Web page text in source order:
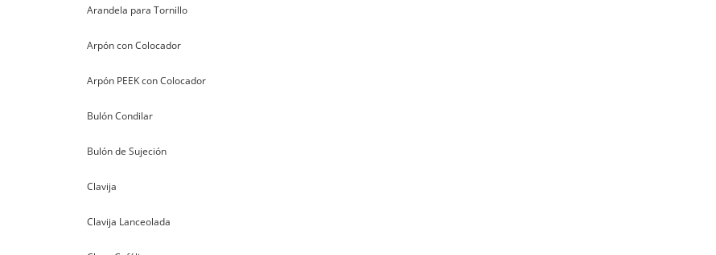
Arandela para Tornillo
Arpón con Colocador
Arpón PEEK con Colocador
Bulón Condilar
Bulón de Sujeción
Clavija
Clavija Lanceolada